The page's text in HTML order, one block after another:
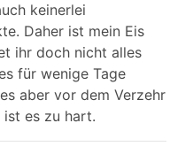
keinerlei
Daher ist mein Eis
ihr doch nicht alles
für wenige Tage
aber vor dem Verzehr
ist es zu hart.